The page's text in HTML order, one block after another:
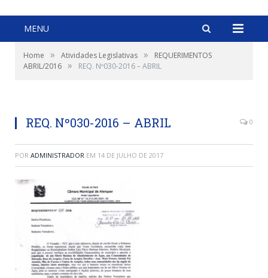
MENU
Home » Atividades Legislativas »
REQUERIMENTOS
ABRIL/2016 » REQ. Nº030-2016 – ABRIL
REQ. Nº030-2016 – ABRIL 0
POR ADMINISTRADOR EM 14 DE JULHO DE 2017